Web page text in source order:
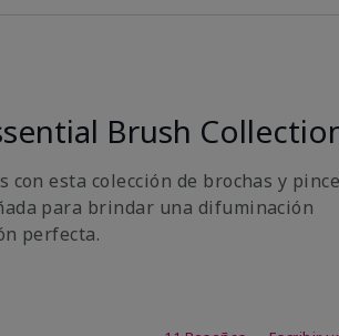
Brush
con esta colección de brochas y
para brindar una difuminación
perfecta.